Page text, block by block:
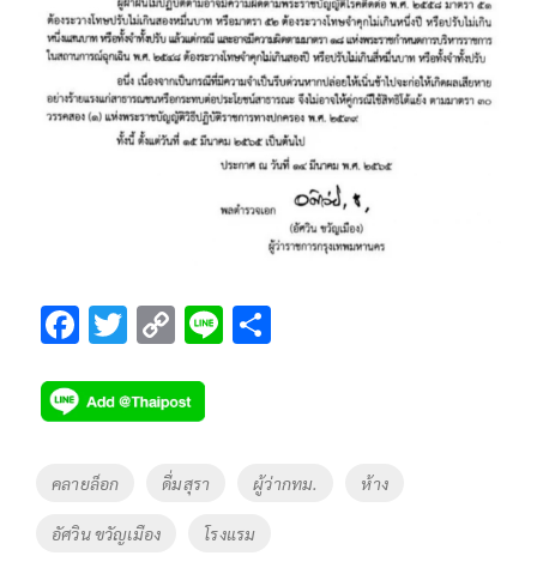
F
e
b
o
o
k
T
tt
er
C
p
y
Li
Li
Tags
คลายล็อก ดื่มสุรา ผู้ว่ากทม. ห้าง
อัศวิน ขวัญเมือง โรงแรม